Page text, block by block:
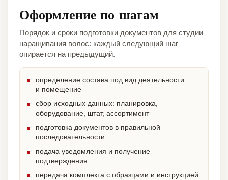
Оформление по шагам
Порядок и сроки подготовки документов для студии
наращивания волос: каждый следующий шаг
опирается на предыдущий.
определение состава под вид деятельности
и помещение
сбор исходных данных: планировка,
оборудование, штат, ассортимент
подготовка документов в правильной
последовательности
подача уведомления и получение
подтверждения
передача комплекта с образцами и инструкцией